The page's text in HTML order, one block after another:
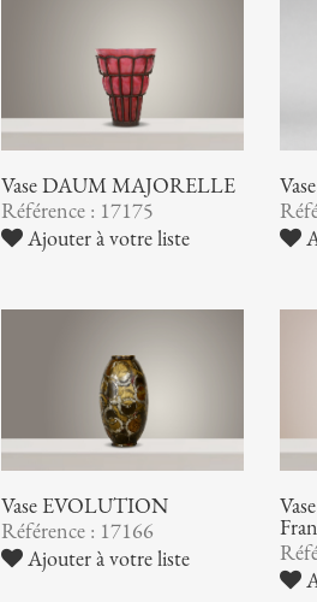
Vase DAUM MAJORELLE
Référence : 17175
Ajouter à votre liste
Vase EVOLUTION
Référence : 17166
Ajouter à votre liste